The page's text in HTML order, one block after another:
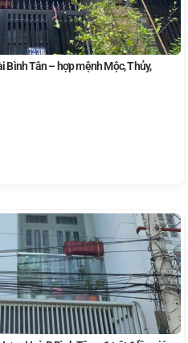
Bình Tân – hợp mệnh Mộc, Thủy,